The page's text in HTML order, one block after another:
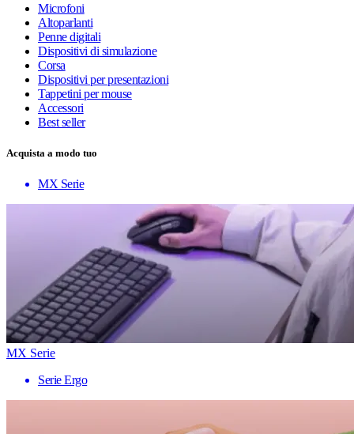
Microfoni
Altoparlanti
Penne digitali
Dispositivi di simulazione
Corsa
Dispositivi per presentazioni
Tappetini per mouse
Accessori
Best seller
Acquista a modo tuo
MX Serie
MX Serie
Serie Ergo